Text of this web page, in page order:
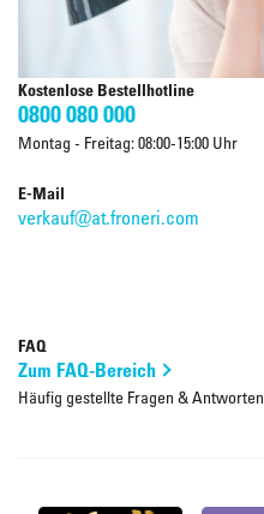
Kostenlose Bestellhotline
0800 080 000
Montag - Freitag: 08:00-15:00 Uhr
E-Mail
verkauf@at.froneri.com
FAQ
Zum FAQ-Bereich
Häufig gestellte Fragen & Antworten